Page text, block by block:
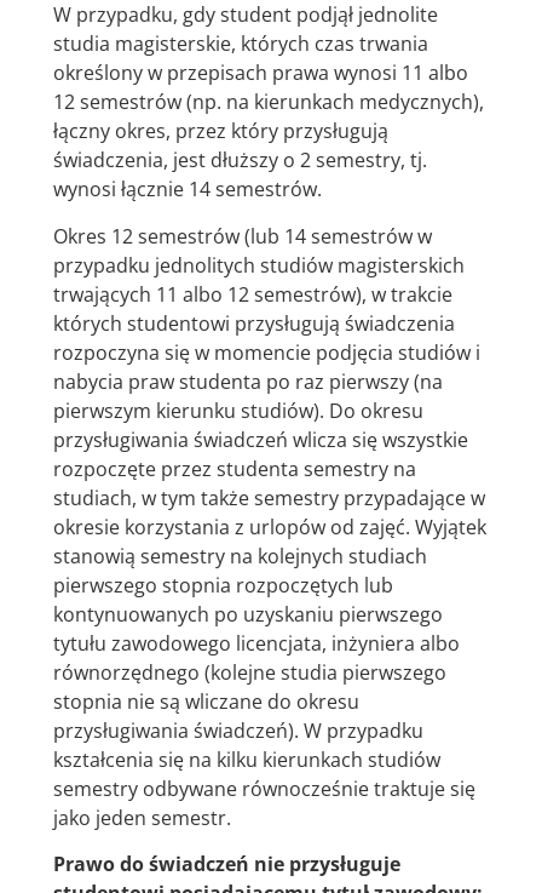
W przypadku, gdy student podjął jednolite
studia magisterskie, których czas trwania
określony w przepisach prawa wynosi 11 albo
12 semestrów (np. na kierunkach medycznych),
łączny okres, przez który przysługują
świadczenia, jest dłuższy o 2 semestry, tj.
wynosi łącznie 14 semestrów.
Okres 12 semestrów (lub 14 semestrów w
przypadku jednolitych studiów magisterskich
trwających 11 albo 12 semestrów), w trakcie
których studentowi przysługują świadczenia
rozpoczyna się w momencie podjęcia studiów i
nabycia praw studenta po raz pierwszy (na
pierwszym kierunku studiów). Do okresu
przysługiwania świadczeń wlicza się wszystkie
rozpoczęte przez studenta semestry na
studiach, w tym także semestry przypadające w
okresie korzystania z urlopów od zajęć. Wyjątek
stanowią semestry na kolejnych studiach
pierwszego stopnia rozpoczętych lub
kontynuowanych po uzyskaniu pierwszego
tytułu zawodowego licencjata, inżyniera albo
równorzędnego (kolejne studia pierwszego
stopnia nie są wliczane do okresu
przysługiwania świadczeń). W przypadku
kształcenia się na kilku kierunkach studiów
semestry odbywane równocześnie traktuje się
jako jeden semestr.
Prawo do świadczeń nie przysługuje